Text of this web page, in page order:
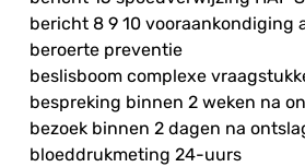
bericht 8 9 10 vooraankondiging
beroerte preventie
beslisboom complexe
bespreking binnen 2 weken na
bezoek binnen 2 dagen na
bloeddrukmeting 24-uurs